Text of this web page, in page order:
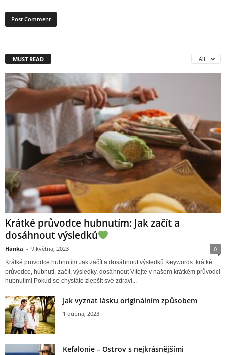
MUST READ All
Krátké průvodce hubnutím: Jak začít a
dosáhnout výsledků
Hanka - 9 května, 2023 0
Krátké průvodce hubnutím Jak začít a dosáhnout výsledků Keywords: krátké
průvodce, hubnutí, začít, výsledky, dosáhnout Vítejte v našem krátkém průvodci
hubnutím! Pokud se chystáte zlepšit své zdraví...
Jak vyznat lásku originálním způsobem
1 dubna, 2023
Kefalonie – Ostrov s nejkrásnějšími